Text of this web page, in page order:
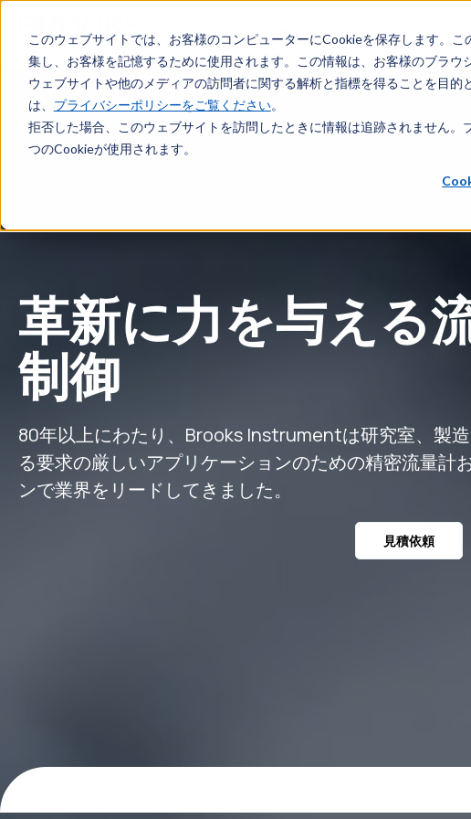
このウェブサイトでは、お客様のコンピューターにCookieを保存します。
集し、お客様を記憶するために使用されます。この情報は、お客様のブラ
ウェブサイトや他のメディアの訪問者に関する解析と指標を得ることを目
は、 プライバシーポリシーをご覧ください。
拒否した場合、このウェブサイトを訪問したときに情報は追跡されません
つのCookieが使用されます。
メインコンテンツへスキップ
製品 マーケット
革新に力を与える
制御
80年以上にわたり、Brooks Instrumentは研究室、製
る要求の厳しいアプリケーションのための精密流量計
ンで業界をリードしてきました。
見積依頼